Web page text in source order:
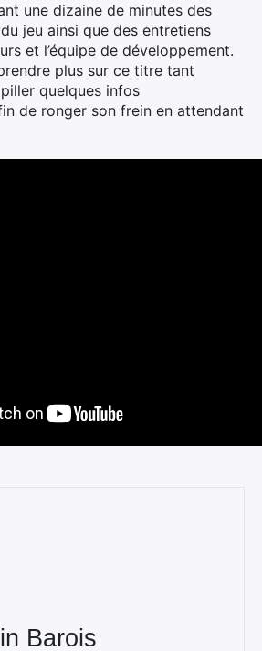
une dizaine de minutes des
jeu ainsi que des entretiens
et l’équipe de développement.
plus sur ce titre tant
quelques infos
de ronger son frein en attendant
Barois